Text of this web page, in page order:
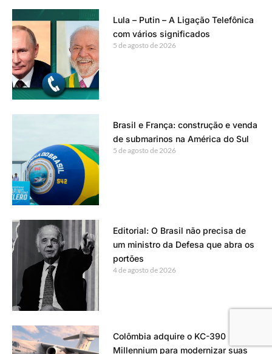
Lula – Putin – A Ligação Telefônica
com vários significados
5 de agosto de 2026
Brasil e França: construção e venda
de submarinos na América do Sul
5 de agosto de 2026
Editorial: O Brasil não precisa de
um ministro da Defesa que abra os
portões
4 de agosto de 2026
Colômbia adquire o KC-390
Millennium para modernizar suas